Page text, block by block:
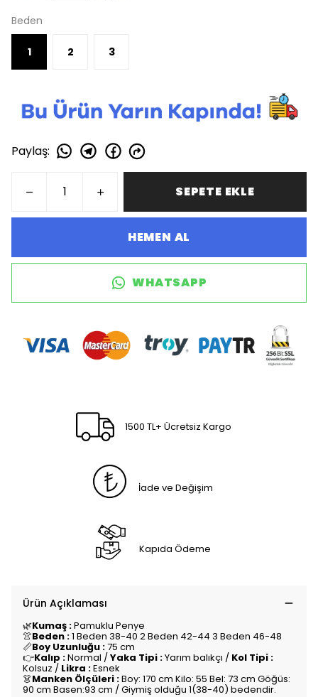
Beden
1 2 3
Paylaş:
SEPETE EKLE
HEMEN AL
WHATSAPP
1500 TL+ Ücretsiz Kargo
İade ve Değişim
Kapıda Ödeme
Ürün Açıklaması
🌿Kumaş :Pamuklu Penye
👚Beden :1 Beden 38-40 2 Beden 42-44 3 Beden 46-48
📏Boy Uzunluğu :75 cm
👉Kalıp :Normal /Yaka Tipi :Yarım balıkçı / Kol Tipi :
Kolsuz / Likra :Esnek
👗Manken Ölçüleri :Boy: 170 cm Kilo: 55 Bel: 73 cm Göğüs:
90 cm Basen:93 cm / Giymiş olduğu 1(38-40) bedendir.